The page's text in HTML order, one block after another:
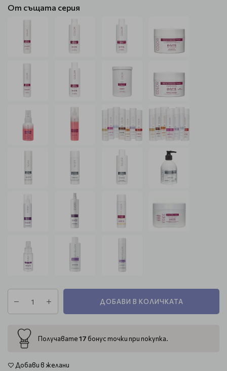
От същата серия
ДОБАВИ В КОЛИЧКАТА
Получавате17 бонус точки при покупка.
Добави в желани